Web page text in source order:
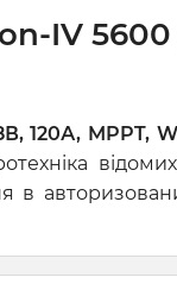
IV 5600
120А, MPPT,